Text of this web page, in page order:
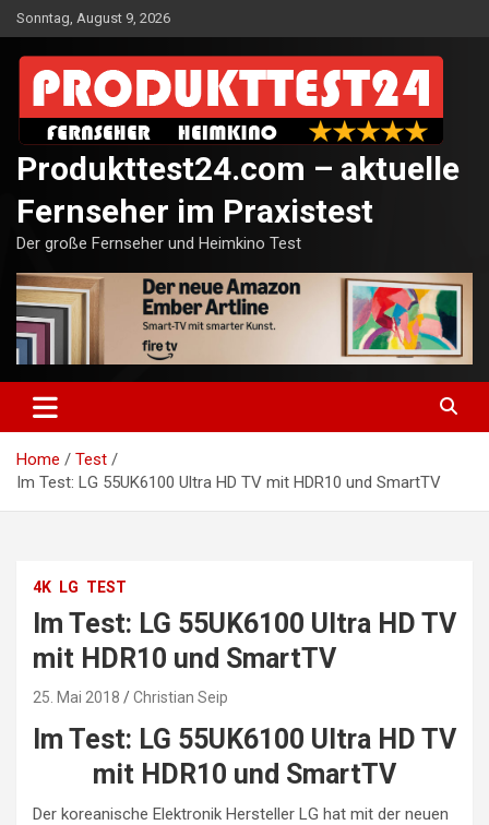
Skip
to
content
Sonntag, August 9, 2026
Produkttest24.com – aktuelle
Fernseher im Praxistest
Der große Fernseher und Heimkino Test
Home
Test
Im Test: LG 55UK6100 Ultra HD TV mit HDR10 und SmartTV
4K LG TEST
Im Test: LG 55UK6100 Ultra HD TV
mit HDR10 und SmartTV
25. Mai 2018 Christian Seip
Im Test: LG 55UK6100 Ultra HD TV
mit HDR10 und SmartTV
Der koreanische Elektronik Hersteller LG hat mit der neuen